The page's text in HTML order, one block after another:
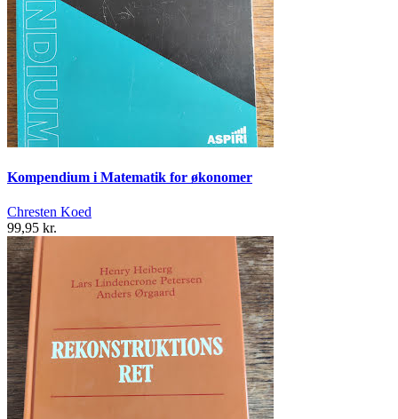
Kompendium i Matematik for økonomer
Chresten Koed
99,95 kr.